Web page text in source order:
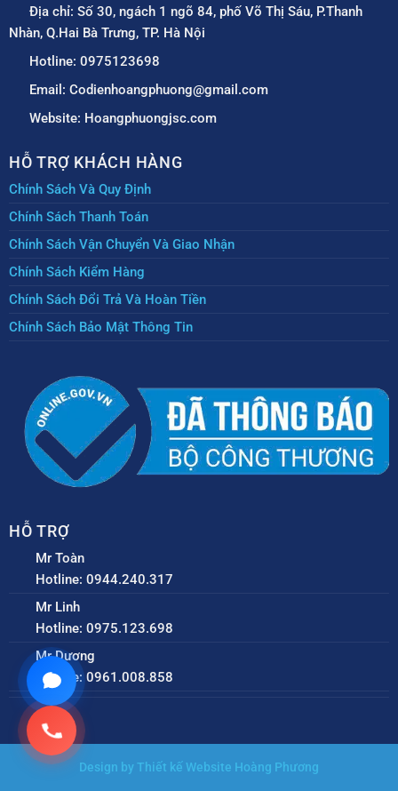
Địa chỉ: Số 30, ngách 1 ngõ 84, phố Võ Thị Sáu, P.Thanh
Nhàn, Q.Hai Bà Trưng, TP. Hà Nội
Hotline: 0975123698
Email: Codienhoangphuong@gmail.com
Website: Hoangphuongjsc.com
HỖ TRỢ KHÁCH HÀNG
Chính Sách Và Quy Định
Chính Sách Thanh Toán
Chính Sách Vận Chuyển Và Giao Nhận
Chính Sách Kiểm Hàng
Chính Sách Đổi Trả Và Hoàn Tiền
Chính Sách Bảo Mật Thông Tin
HỖ TRỢ
Mr Toàn
Hotline: 0944.240.317
Mr Linh
Hotline: 0975.123.698
Mr Dương
Hotline: 0961.008.858
Design by Thiết kế Website Hoàng Phương